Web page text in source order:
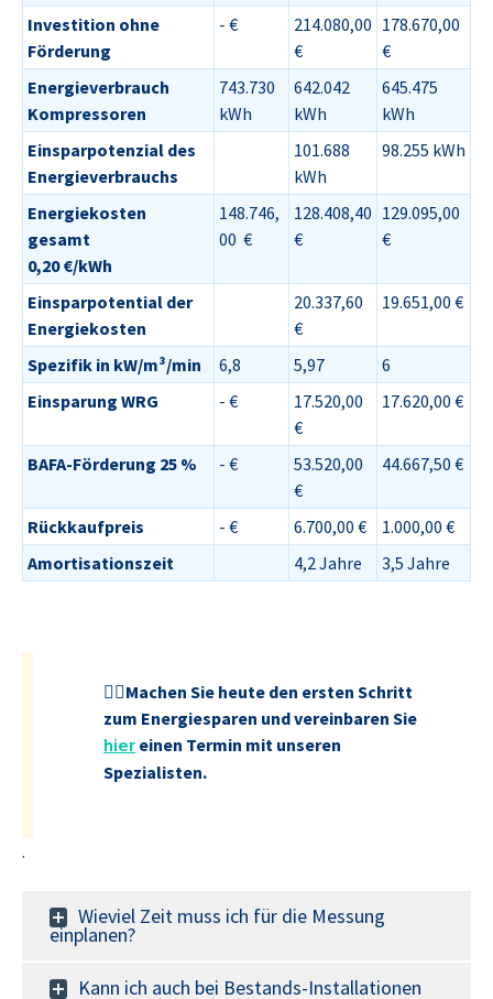
Investition ohne
Förderung
- €
214.080,00
€
178.670,00
€
Energieverbrauch
Kompressoren
743.730
kWh
642.042
kWh
645.475
kWh
Einsparpotenzial des
Energieverbrauchs
101.688
kWh
98.255 kWh
Energiekosten
gesamt
0,20 €/kWh
148.746,
00 €
128.408,40
€
129.095,00
€
Einsparpotential der
Energiekosten
20.337,60
€
19.651,00 €
Spezifik in kW/m³/min 6,8 5,97
6
Einsparung WRG
- €
17.520,00
€
17.620,00 €
BAFA-Förderung 25 % - €
53.520,00
€
44.667,50 €
Rückkaufpreis - € 6.700,00 €
1.000,00 €
Amortisationszeit
4,2 Jahre 3,5 Jahre
👉🏽Machen Sie heute den ersten Schritt
zum Energiesparen und vereinbaren Sie
hiereinen Termin mit unseren
Spezialisten.
.
Wieviel Zeit muss ich für die Messung
einplanen?
Kann ich auch bei Bestands-Installationen